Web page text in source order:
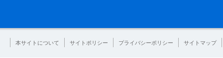
本サイトについて サイトポリシー プライバシーポリシー サイトマップ